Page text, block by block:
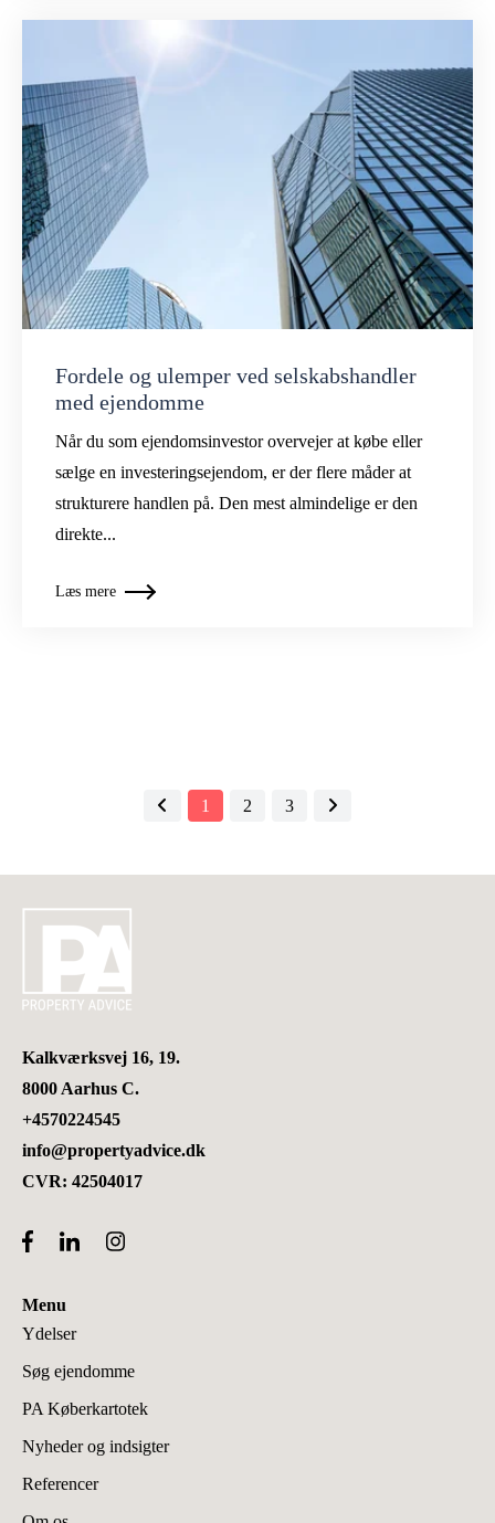
Fordele og ulemper ved selskabshandler
med ejendomme
Når du som ejendomsinvestor overvejer at købe eller
sælge en investeringsejendom, er der flere måder at
strukturere handlen på. Den mest almindelige er den
direkte...
Læs mere
1 2 3
Kalkværksvej 16, 19.
8000 Aarhus C.
+4570224545
info@propertyadvice.dk
CVR: 42504017
Menu
Ydelser
Søg ejendomme
PA Køberkartotek
Nyheder og indsigter
Referencer